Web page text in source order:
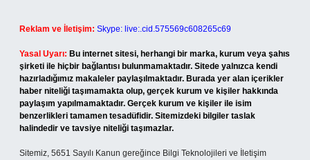
Reklam ve İletişim: Skype: live:.cid.575569c608265c69
Yasal Uyarı: Bu internet sitesi, herhangi bir marka, kurum veya şahıs
şirketi ile hiçbir bağlantısı bulunmamaktadır. Sitede yalnızca kendi
hazırladığımız makaleler paylaşılmaktadır. Burada yer alan içerikler
haber niteliği taşımamakta olup, gerçek kurum ve kişiler hakkında
paylaşım yapılmamaktadır. Gerçek kurum ve kişiler ile isim
benzerlikleri tamamen tesadüfidir. Sitemizdeki bilgiler taslak
halindedir ve tavsiye niteliği taşımazlar.
Sitemiz, 5651 Sayılı Kanun gereğince Bilgi Teknolojileri ve İletişim